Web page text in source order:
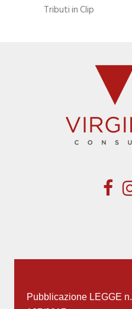
Tributi in Clip
Pubblicazione LEGGE n.